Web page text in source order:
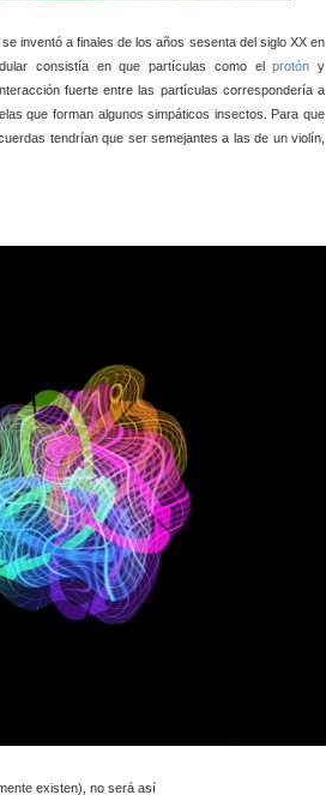
inventó a finales de los años sesenta del siglo XX en
consistía en que partículas como elprotón y
fuerte entre las partículas correspondería a
que forman algunos simpáticos insectos. Para que
tendrían que ser semejantes a las de un violín,
existen), no será así